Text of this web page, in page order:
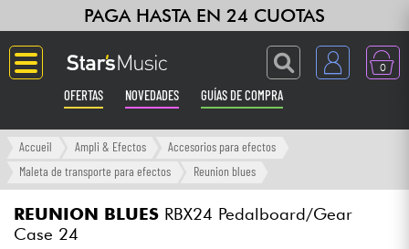
PAGA HASTA EN 24 CUOTAS
0
OFERTAS NOVEDADES GUÍAS DE COMPRA
Langue
Ampli & Efectos
Accueil Ampli & Efectos
Accesorios para efectos
Maleta de transporte para efectos
Reunion blues
REUNION BLUES RBX24 Pedalboard/Gear
Case 24